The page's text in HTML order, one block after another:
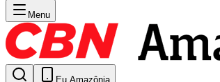
Menu
Eu Amazônia